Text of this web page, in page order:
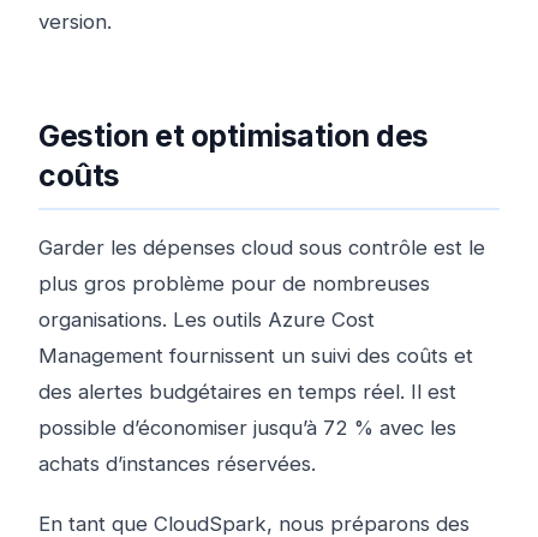
version.
Gestion et optimisation des
coûts
Garder les dépenses cloud sous contrôle est le
plus gros problème pour de nombreuses
organisations. Les outils Azure Cost
Management fournissent un suivi des coûts et
des alertes budgétaires en temps réel. Il est
possible d’économiser jusqu’à 72 % avec les
achats d’instances réservées.
En tant que CloudSpark, nous préparons des